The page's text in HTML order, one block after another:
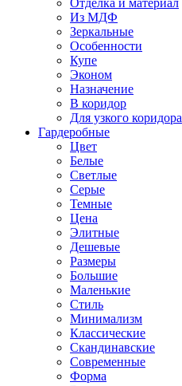
Отделка и материал
Из МДФ
Зеркальные
Особенности
Купе
Эконом
Назначение
В коридор
Для узкого коридора
Гардеробные
Цвет
Белые
Светлые
Серые
Темные
Цена
Элитные
Дешевые
Размеры
Большие
Маленькие
Стиль
Минимализм
Классические
Скандинавские
Современные
Форма